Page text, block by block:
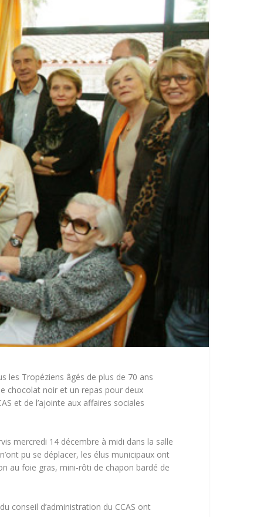
les Tropéziens âgés de plus de 70 ans
chocolat noir et un repas pour deux
et de l’ajointe aux affaires sociales
mercredi 14 décembre à midi dans la salle
pu se déplacer, les élus municipaux ont
au foie gras, mini-rôti de chapon bardé de
conseil d’administration du CCAS ont